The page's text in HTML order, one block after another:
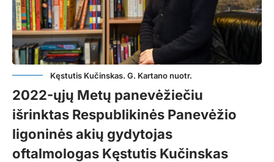
Kęstutis Kučinskas. G. Kartano nuotr.
2022-ųjų Metų panevėžiečiu
išrinktas Respublikinės Panevėžio
ligoninės akių gydytojas
oftalmologas Kęstutis Kučinskas